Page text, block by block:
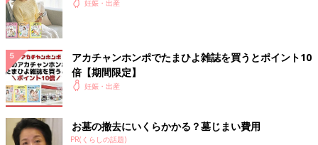
妊娠・出産
アカチャンホンポでたまひよ雑誌を買うとポイント10
倍【期間限定】
妊娠・出産
お墓の撤去にいくらかかる？墓じまい費用
PR(くらしの話題)